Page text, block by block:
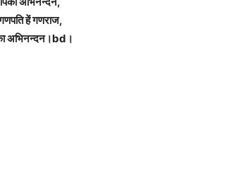
हें गणराज,
अभिनन्दन।bd।